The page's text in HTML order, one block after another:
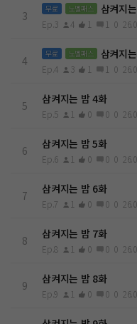
3
무료 노벨패스 삼켜지
Ep.3 4 1 1 0
4
무료 노벨패스 삼켜지
Ep.4 3 1 1 0
5 삼켜지는 밤 4화
Ep.5 1 0 0 0
6 삼켜지는 밤 5화
Ep.6 1 0 0 0
7 삼켜지는 밤 6화
Ep.7 1 0 0 0
8 삼켜지는 밤 7화
Ep.8 1 0 0 0
9 삼켜지는 밤 8화
Ep.9 1 0 0 0